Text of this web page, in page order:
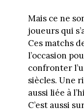
Mais ce ne
joueurs qui
Ces matchs
l’occasion
confronter
siècles. Une
aussi liée à
C’est aussi